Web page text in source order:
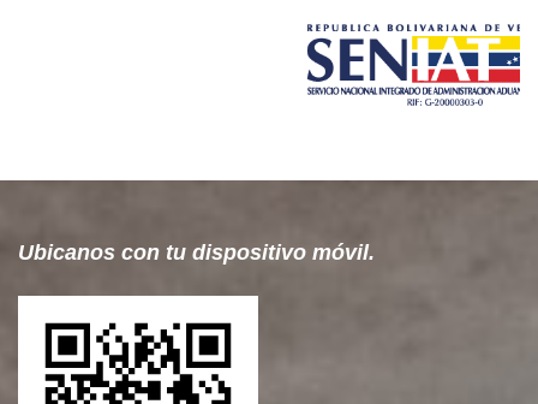
Ubicanos con tu dispositivo móvil.